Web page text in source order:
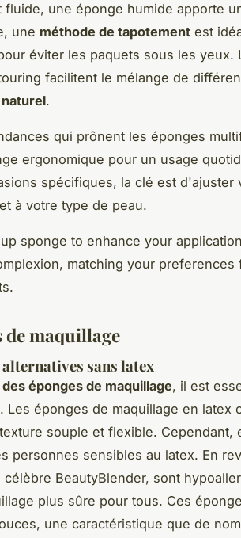
fluide, une éponge humide apporte
une méthode de tapotement est
éviter les paquets sous les yeux.
facilitent le mélange de
.
qui prônent les éponges
ergonomique pour un usage
spécifiques, la clé est d'ajuster
à votre type de peau.
sponge to enhance your
matching your preferences
de maquillage
sans latex
éponges de maquillage, il est
Les éponges de maquillage en latex
souple et flexible. Cependant,
personnes sensibles au latex. En
célèbre BeautyBlender, sont
plus sûre pour tous. Ces
une caractéristique que de